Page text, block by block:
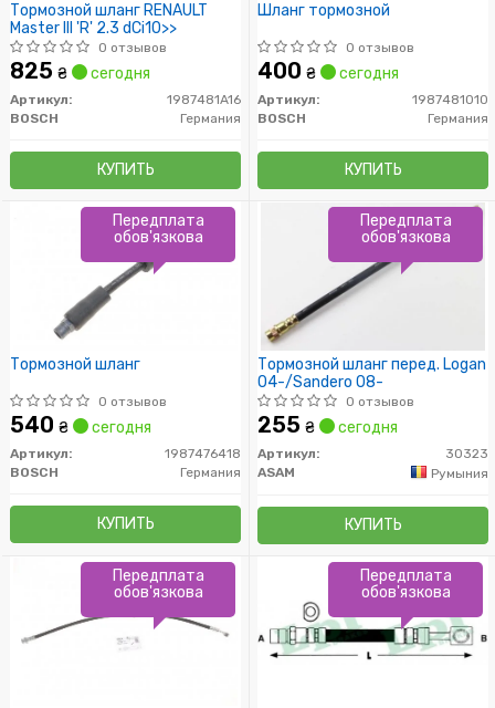
Тормозной шланг RENAULT
Master III 'R' 2.3 dCi10>>
0 отзывов
825 ₴ сегодня
Артикул:
1987481A16
BOSCH
Германия
КУПИТЬ
Шланг тормозной
0 отзывов
400 ₴ сегодня
Артикул:
1987481010
BOSCH
Германия
КУПИТЬ
Тормозной шланг
0 отзывов
540 ₴ сегодня
Артикул:
1987476418
BOSCH
Германия
КУПИТЬ
Передплата
обов'язкова
Тормозной шланг перед. Logan
04-/Sandero 08-
0 отзывов
255 ₴ сегодня
Артикул:
30323
ASAM
Румыния
КУПИТЬ
Передплата
обов'язкова
Передплата
обов'язкова
Передплата
обов'язкова